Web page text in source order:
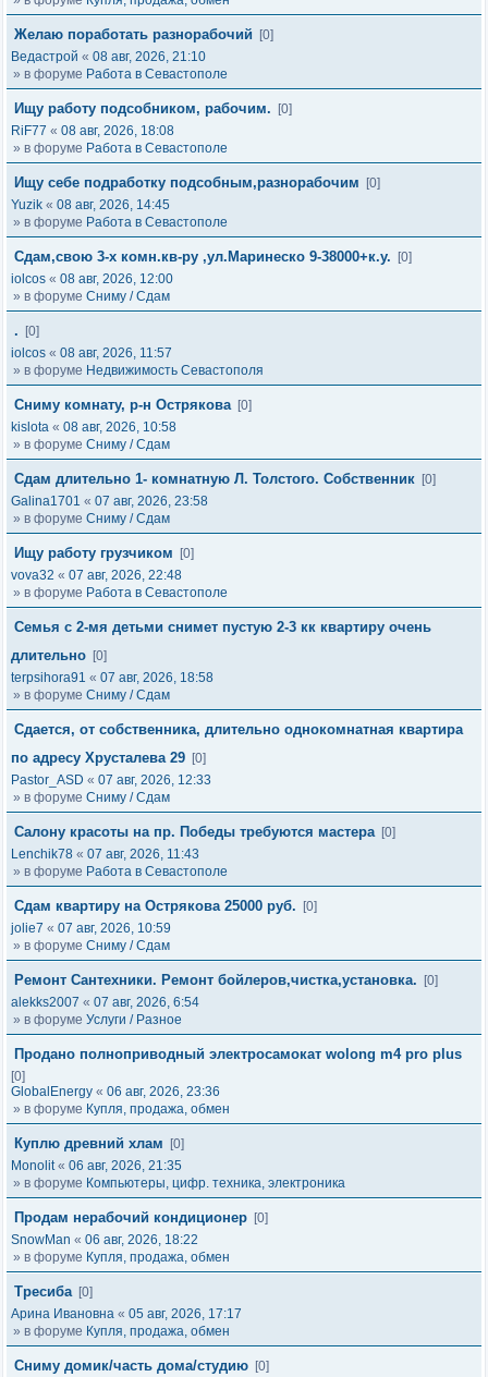
Желаю поработать разнорабочий
[0]
Ведастрой « 08 авг, 2026, 21:10
» в форуме Работа в Севастополе
Ищу работу подсобником, рабочим.
[0]
RiF77 « 08 авг, 2026, 18:08
» в форуме Работа в Севастополе
Ищу себе подработку подсобным,разнорабочим
[0]
Yuzik « 08 авг, 2026, 14:45
» в форуме Работа в Севастополе
Сдам,свою 3-х комн.кв-ру ,ул.Маринеско 9-38000+к.у.
[0]
iolcos « 08 авг, 2026, 12:00
» в форуме Сниму / Сдам
.
[0]
iolcos « 08 авг, 2026, 11:57
» в форуме Недвижимость Севастополя
Сниму комнату, р-н Острякова [0]
kislota « 08 авг, 2026, 10:58
» в форуме Сниму / Сдам
Сдам длительно 1- комнатную Л. Толстого. Собственник [0]
Galina1701 « 07 авг, 2026, 23:58
» в форуме Сниму / Сдам
Ищу работу грузчиком
[0]
vova32 « 07 авг, 2026, 22:48
» в форуме Работа в Севастополе
Семья с 2-мя детьми снимет пустую 2-3 кк квартиру очень
длительно [0]
terpsihora91 « 07 авг, 2026, 18:58
» в форуме Сниму / Сдам
Сдается, от собственника, длительно однокомнатная квартира
по адресу Хрусталева 29 [0]
Pastor_ASD « 07 авг, 2026, 12:33
» в форуме Сниму / Сдам
Салону красоты на пр. Победы требуются мастера [0]
Lenchik78 « 07 авг, 2026, 11:43
» в форуме Работа в Севастополе
Сдам квартиру на Острякова 25000 руб.
[0]
jolie7 « 07 авг, 2026, 10:59
» в форуме Сниму / Сдам
Ремонт Сантехники. Ремонт бойлеров,чистка,установка.
[0]
alekks2007 « 07 авг, 2026, 6:54
» в форуме Услуги / Разное
Продано полноприводный электросамокат wolong m4 pro plus
[0]
GlobalEnergy « 06 авг, 2026, 23:36
» в форуме Купля, продажа, обмен
Куплю древний хлам
[0]
Monolit« 06 авг, 2026, 21:35
» в форуме Компьютеры, цифр. техника, электроника
Продам нерабочий кондиционер [0]
SnowMan « 06 авг, 2026, 18:22
» в форуме Купля, продажа, обмен
Тресиба [0]
Арина Ивановна « 05 авг, 2026, 17:17
» в форуме Купля, продажа, обмен
Сниму домик/часть дома/студию [0]